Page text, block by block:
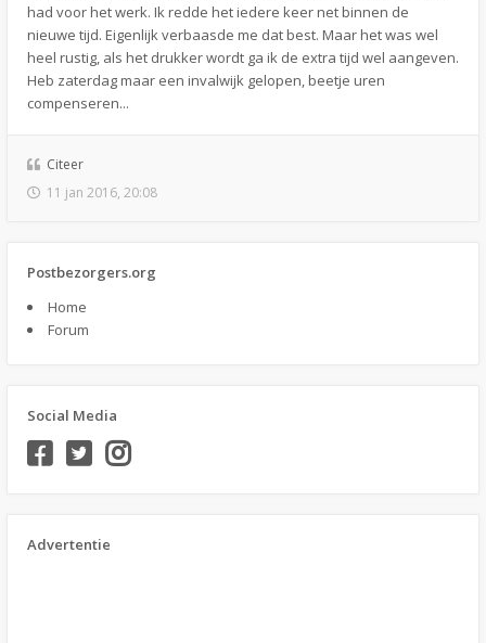
had voor het werk. Ik redde het iedere keer net binnen de
nieuwe tijd. Eigenlijk verbaasde me dat best. Maar het was wel
heel rustig, als het drukker wordt ga ik de extra tijd wel aangeven.
Heb zaterdag maar een invalwijk gelopen, beetje uren
compenseren...
Citeer
11 jan 2016, 20:08
Postbezorgers.org
Home
Forum
Social Media
Advertentie